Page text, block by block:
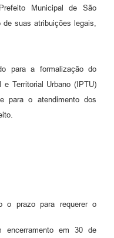
Municipal de São
suas atribuições legais,
para a formalização do
Territorial Urbano (IPTU)
para o atendimento dos
o prazo para requerer o
encerramento em 30 de